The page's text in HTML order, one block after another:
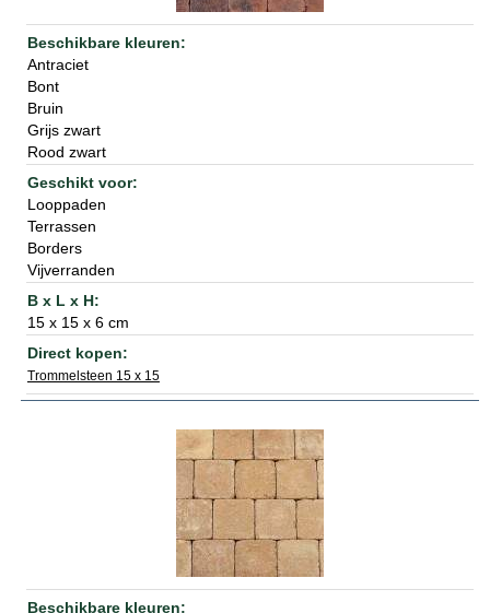
Antraciet
Bont
Bruin
Grijs zwart
Rood zwart
Looppaden
Terrassen
Borders
Vijverranden
15 x 15 x 6 cm
Trommelsteen 15 x 15